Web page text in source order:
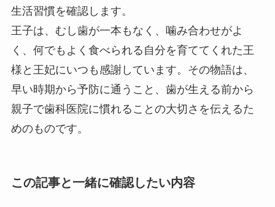
生活習慣を確認します。
王子は、むし歯が一本もなく、噛み合わせがよ
く、何でもよく食べられる自分を育ててくれた王
様と王妃にいつも感謝しています。その物語は、
早い時期から予防に通うこと、歯が生える前から
親子で歯科医院に慣れることの大切さを伝えるた
めのものです。
この記事と一緒に確認したい内容